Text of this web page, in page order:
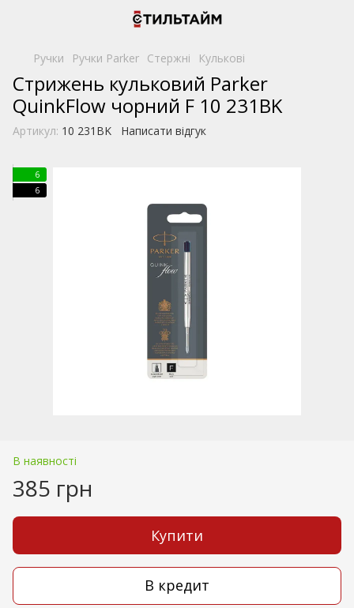
Ручки Ручки Parker Стержні Кулькові
Стрижень кульковий Parker
QuinkFlow чорний F 10 231BK
Артикул: 10 231BK Написати відгук
6
6
В наявності
385 грн
Купити
В кредит